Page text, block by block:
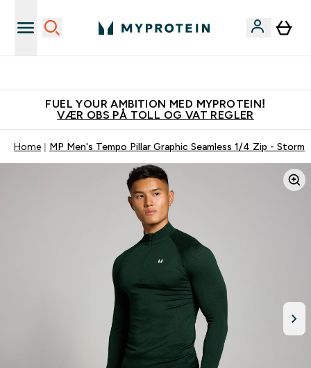
FUEL YOUR AMBITION MED MYPROTEIN!
VÆR OBS PÅ TOLL OG VAT REGLER
Home MP Men's Tempo Pillar Graphic Seamless 1/4 Zip - Storm